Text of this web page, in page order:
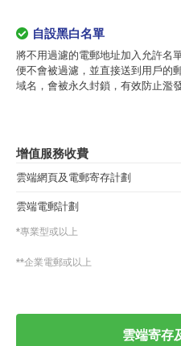
自設黑白名單
將不用過濾的電郵地址加入允許名
便不會被過濾，並直接送到用戶的
域名，會被永久封鎖，有效防止濫
增值服務收費
雲端網頁及電郵寄存計劃
雲端電郵計劃
*專業型或以上
**企業電郵或以上
雲端寄存